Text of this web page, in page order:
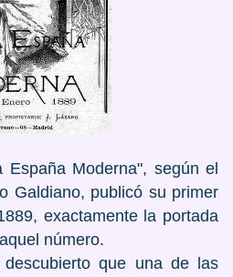
Moderna", según el
Galdiano, publicó su primer
exactamente la portada
número.
que una de las